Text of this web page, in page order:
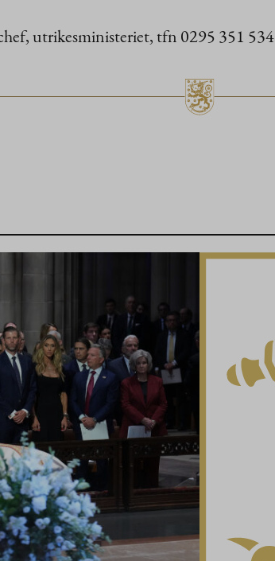
utrikesministeriet, tfn 0295 351 534